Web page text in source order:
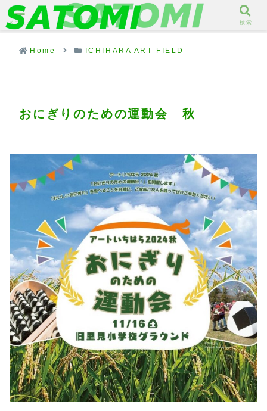
Home ICHIHARA ART FIELD
おにぎりのための運動会 秋
メニュー 検索